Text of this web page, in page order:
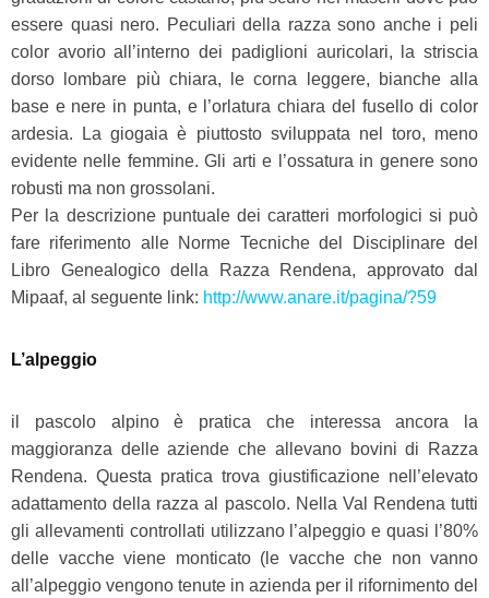
essere quasi nero. Peculiari della razza sono anche i peli
color avorio all’interno dei padiglioni auricolari, la striscia
dorso lombare più chiara, le corna leggere, bianche alla
base e nere in punta, e l’orlatura chiara del fusello di color
ardesia. La giogaia è piuttosto sviluppata nel toro, meno
evidente nelle femmine. Gli arti e l’ossatura in genere sono
robusti ma non grossolani.
Per la descrizione puntuale dei caratteri morfologici si può
fare riferimento alle Norme Tecniche del Disciplinare del
Libro Genealogico della Razza Rendena, approvato dal
Mipaaf, al seguente link: http://www.anare.it/pagina/?59
L’alpeggio
il pascolo alpino è pratica che interessa ancora la
maggioranza delle aziende che allevano bovini di Razza
Rendena. Questa pratica trova giustificazione nell’elevato
adattamento della razza al pascolo. Nella Val Rendena tutti
gli allevamenti controllati utilizzano l’alpeggio e quasi l’80%
delle vacche viene monticato (le vacche che non vanno
all’alpeggio vengono tenute in azienda per il rifornimento del